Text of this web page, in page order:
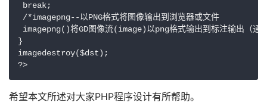
break;
/*imagepng--以PNG格式将图像输出到浏览器或文件
imagepng()将GD图像流(image)以png格式输出到标注输出（
}
imagedestroy($dst);
希望本文所述对大家PHP程序设计有所帮助。